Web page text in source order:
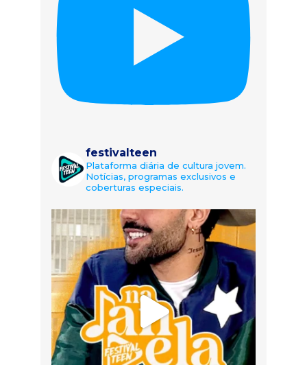
festivalteen
Plataforma diária de cultura jovem.
Notícias, programas exclusivos e
coberturas especiais.